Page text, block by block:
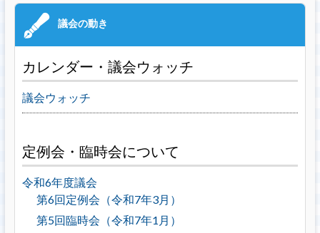
カレンダー・議会ウォッチ
議会ウォッチ
定例会・臨時会について
令和6年度議会
第6回定例会（令和7年3月）
第5回臨時会（令和7年1月）